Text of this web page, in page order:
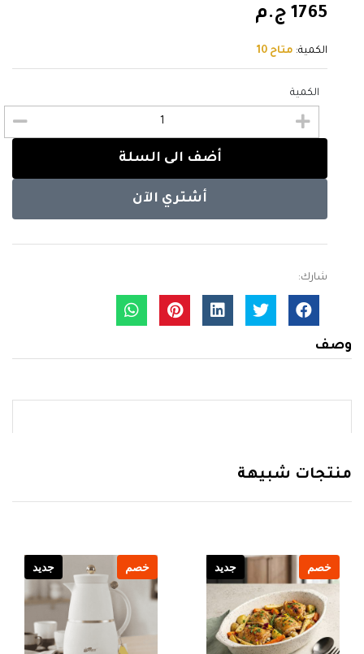
1765 ج.م
الكمية: متاح 10
الكمية
أضف الى السلة
أشتري الآن
شارك:
وصف
منتجات شبيهة
خصم جديد خصم جديد